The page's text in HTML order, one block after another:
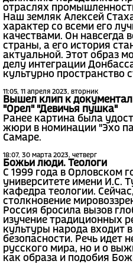
отраслях
Наш земляк Алексей
характер со всеми его
качествами. Он навсегда
страны, а его история
актуальной. Этот образ
делу интеграции
культурно пространство
11:05, 11 апреля 2023, вторник
Вышел клип к
"Орел" "Девичья пушка"
Ранее картина была
жюри в номинации "Эхо
Самаре.
18:07, 30 марта 2023, четверг
Божьи люди. Теологи
С 1999 года в Орловском
университете имени И.С.
кафедра теологии.
столкновение
Россия бросила вызов
изучение традиционных
культуры народа входит
безопасности. Речь идет
русского мира, но и о
как образа и подобия